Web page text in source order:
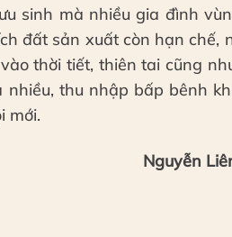
sinh mà nhiều gia đình
đất sản xuất còn hạn chế,
thời tiết, thiên tai cũng
thu nhập bấp bênh
mới.
Nguyễn